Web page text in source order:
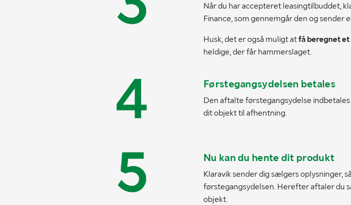
Når du har accepteret leasingtilbuddet,
Finance, som gennemgår den og
Husk, det er også muligt atfå beregnet
heldige, der får hammerslaget.
Førstegangsydelsen betales
Den aftalte førstegangsydelse
dit objekt til afhentning.
Nu kan du hente dit produkt
Klaravik sender dig sælgers oplysninger,
førstegangsydelsen. Herefter aftaler du
objekt.